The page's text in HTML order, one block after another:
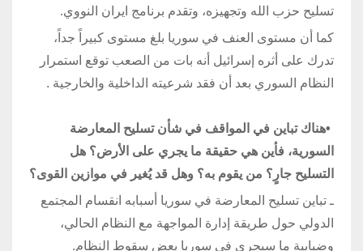
تسليح حزب الله وتجهيزه، وتقدم برنامج ايران النووي.
كما أن مستوى العنف في سوريا بلغ مستوى كبيراً جداً،
تدرك على أثره إسرائيل أنه بات من الصعب توقع استمرار
النظام السوري بعد أن فقد شرعيته الداخلية والخارجية .
•هناك تباين في المواقف في شأن تسليح المعارضة
السورية، فأين هي حقيقة ما يجري على الأرض؟ هل
التسليح جارٍ؟ من يقوم به؟ وهل قد يُغير في موازين القوى؟
ـ تباين تسليح المعارضة في سوريا أسبابه انقسام المجتمع
الدولي حول طريقة إدارة المواجهة مع النظام الحالي،
وضبابية ما سيجري في سوريا بعض سقوط النظام.